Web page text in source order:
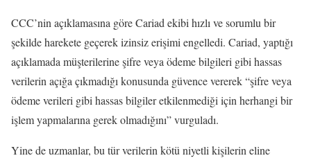
CCC’nin açıklamasına göre Cariad ekibi hızlı ve sorumlu bir
şekilde harekete geçerek izinsiz erişimi engelledi. Cariad, yaptığı
açıklamada müşterilerine şifre veya ödeme bilgileri gibi hassas
verilerin açığa çıkmadığı konusunda güvence vererek “şifre veya
ödeme verileri gibi hassas bilgiler etkilenmediği için herhangi bir
işlem yapmalarına gerek olmadığını” vurguladı.
Yine de uzmanlar, bu tür verilerin kötü niyetli kişilerin eline